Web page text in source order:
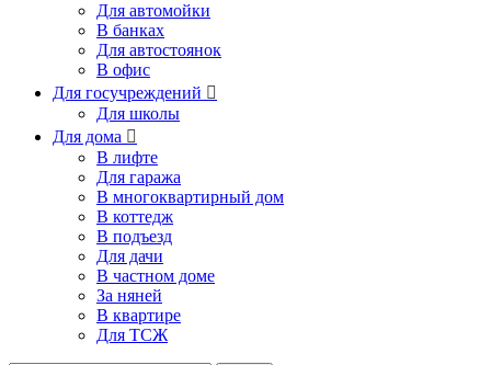
Для автомойки
В банках
Для автостоянок
В офис
Для госучреждений 
Для школы
Для дома 
В лифте
Для гаража
В многоквартирный дом
В коттедж
В подъезд
Для дачи
В частном доме
За няней
В квартире
Для ТСЖ